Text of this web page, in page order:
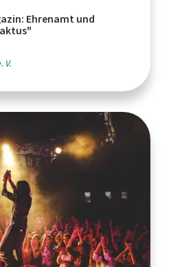
Ehrenamt und
V.